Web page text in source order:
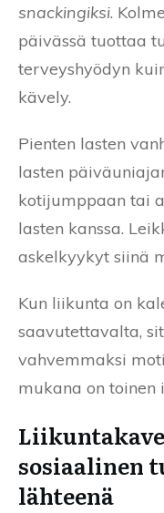
snackingiksi.
päivässä tuottaa
terveyshyödyn
kävely.
Pienten lasten
lasten
kotijumppaan tai
lasten kanssa.
askelkyykyt siinä
Kun liikunta on
saavutettavalta,
vahvemmaksi
mukana on toinen
sosiaalinen
lähteenä